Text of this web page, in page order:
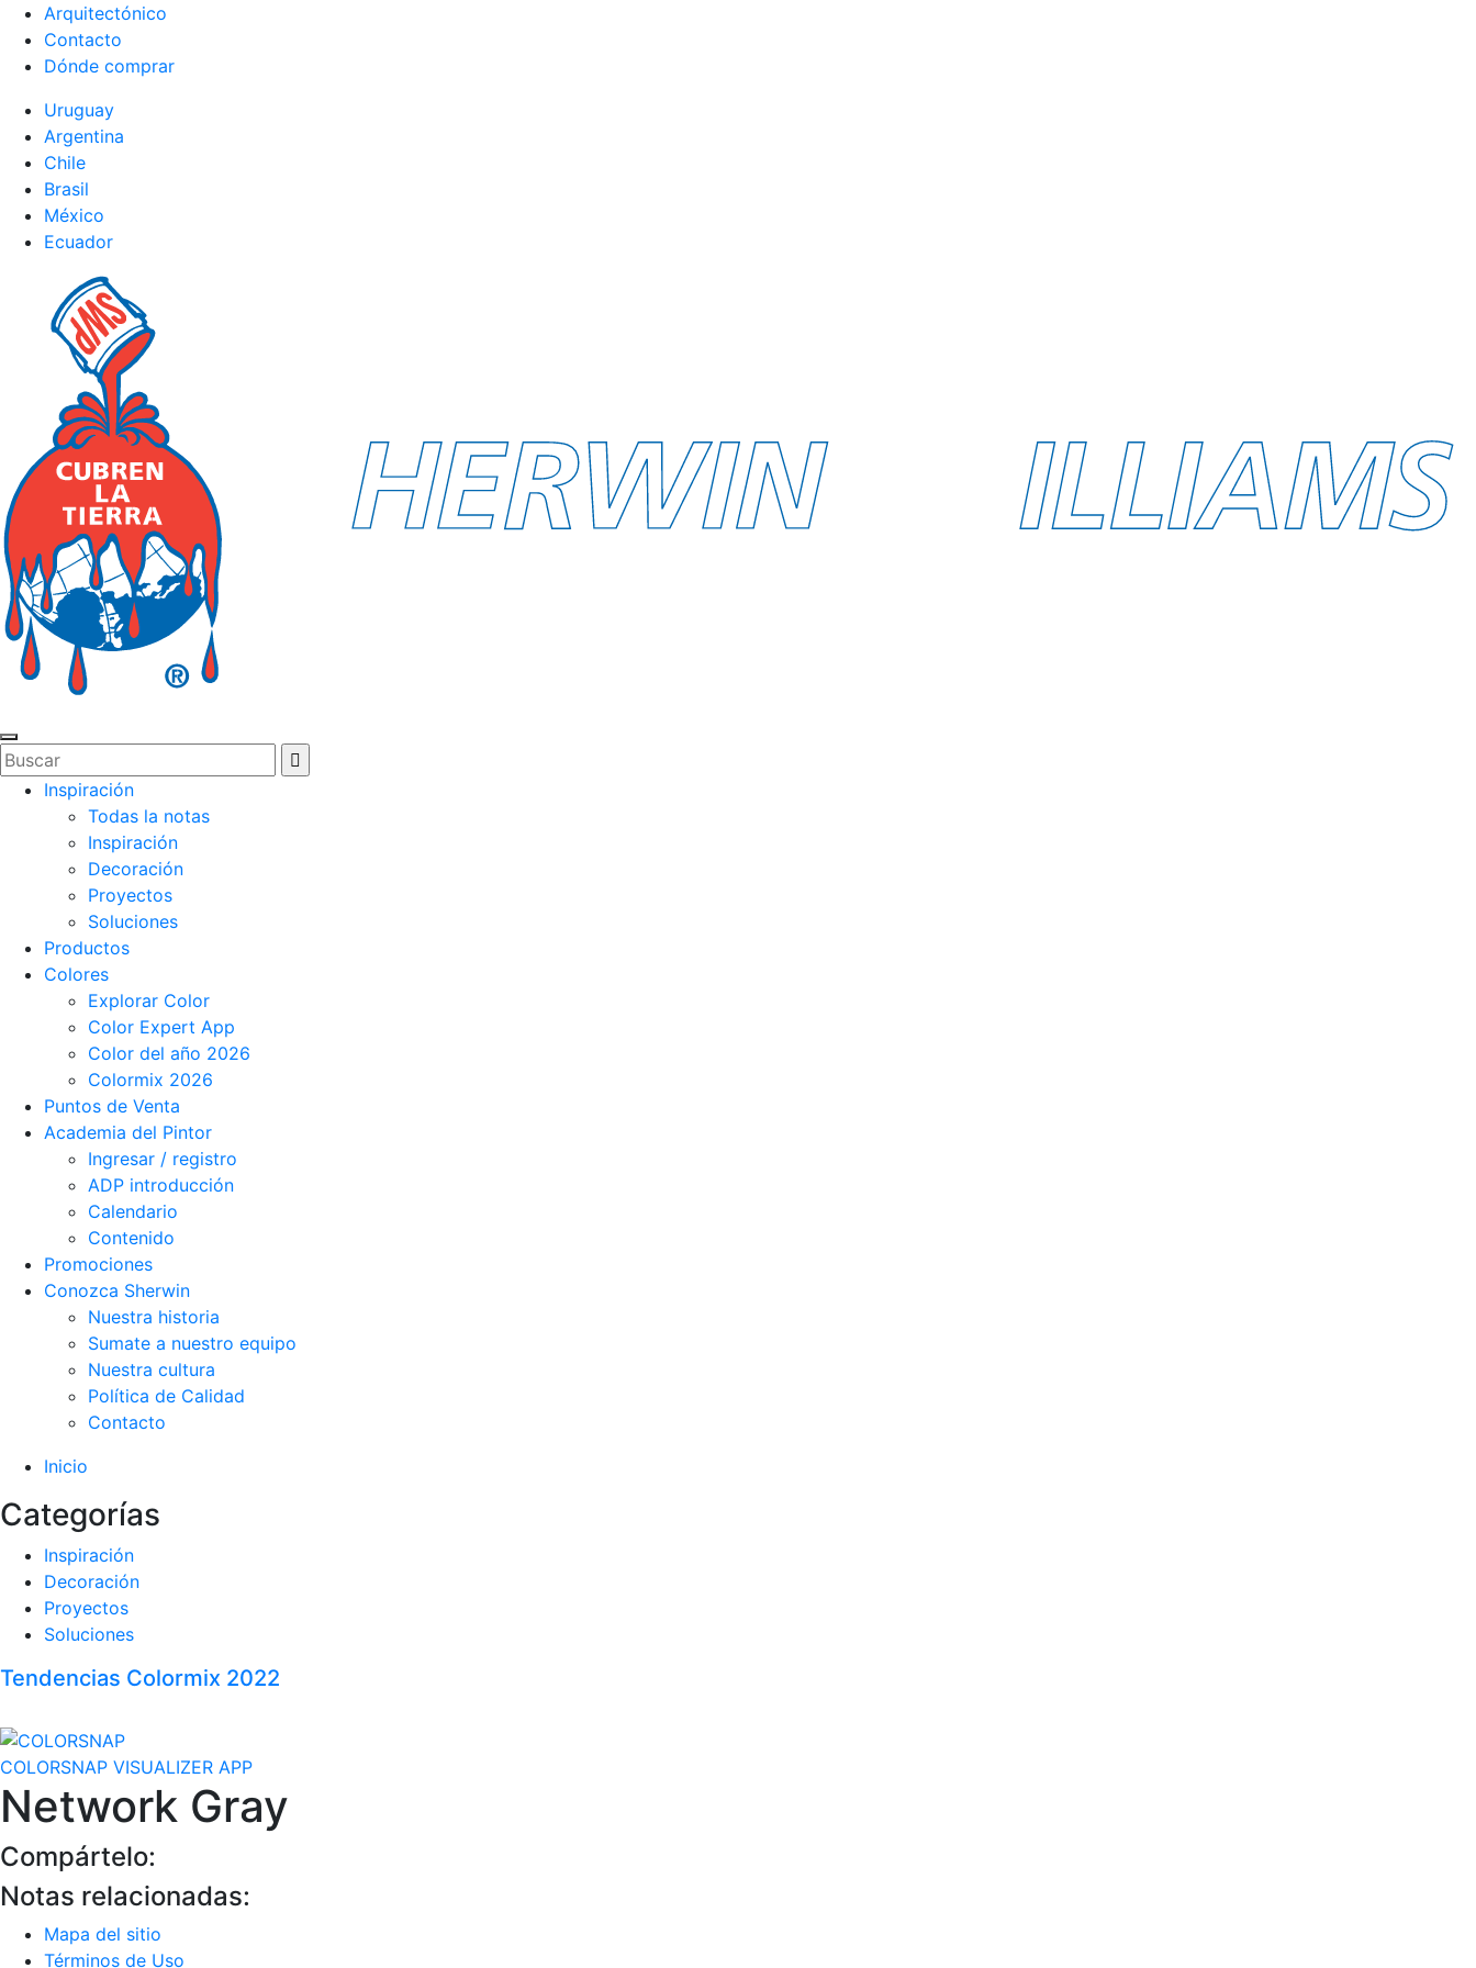
Arquitectónico
Contacto
Dónde comprar
Uruguay
Argentina
Chile
Brasil
México
Ecuador
Inspiración
Todas la notas
Inspiración
Decoración
Proyectos
Soluciones
Productos
Colores
Explorar Color
Color Expert App
Color del año 2026
Colormix 2026
Puntos de Venta
Academia del Pintor
Ingresar / registro
ADP introducción
Calendario
Contenido
Promociones
Conozca Sherwin
Nuestra historia
Sumate a nuestro equipo
Nuestra cultura
Política de Calidad
Contacto
Inicio
Categorías
Inspiración
Decoración
Proyectos
Soluciones
Tendencias Colormix 2022
COLORSNAP VISUALIZER APP
Network Gray
Compártelo:
Notas relacionadas:
Mapa del sitio
Términos de Uso